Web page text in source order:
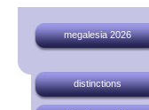
megalesia 2026
distinctions